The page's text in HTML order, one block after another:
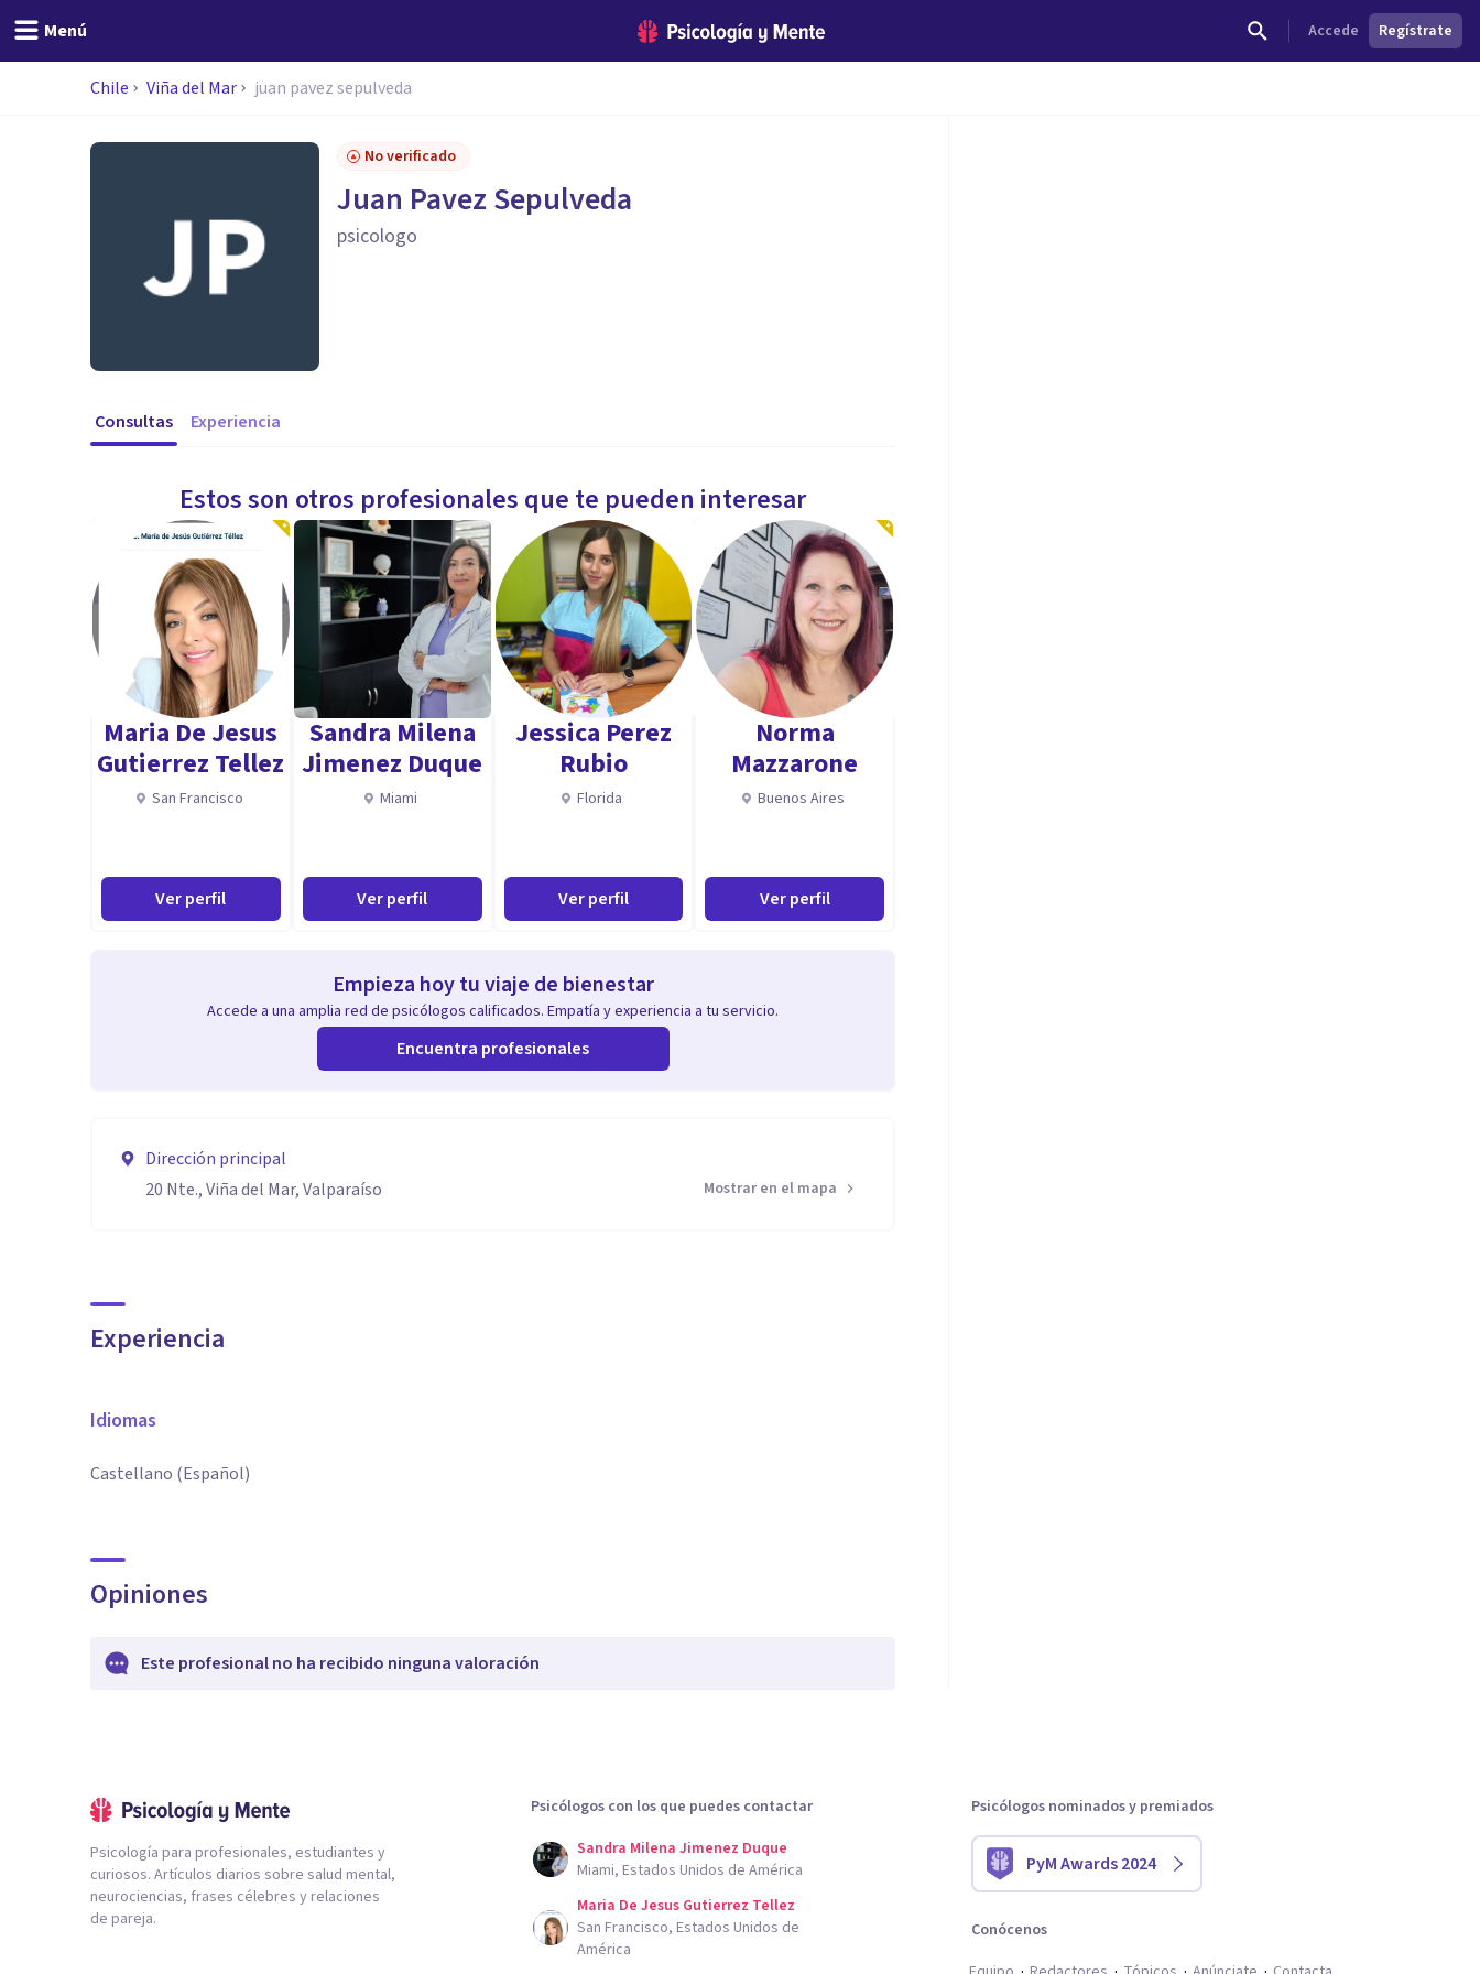
Menú Accede Regístrate
Chile Viña del Mar juan pavez sepulveda
No verificado
Juan Pavez Sepulveda
psicologo
Consultas Experiencia
Estos son otros profesionales que te pueden interesar
Maria De Jesus
Gutierrez Tellez
San Francisco
Ver perfil
Sandra Milena
Jimenez Duque
Miami
Ver perfil
Jessica Perez
Rubio
Florida
Ver perfil
Norma
Mazzarone
Buenos Aires
Ver perfil
Empieza hoy tu viaje de bienestar
Accede a una amplia red de psicólogos calificados. Empatía y experiencia a tu servicio.
Encuentra profesionales
Dirección principal
20 Nte., Viña del Mar, Valparaíso
Mostrar en el mapa
Experiencia
Idiomas
Castellano (Español)
Opiniones
Este profesional no ha recibido ninguna valoración
Psicología para profesionales, estudiantes y
curiosos. Artículos diarios sobre salud mental,
neurociencias, frases célebres y relaciones
de pareja.
Psicólogos con los que puedes contactar
Sandra Milena Jimenez Duque
Miami, Estados Unidos de América
Maria De Jesus Gutierrez Tellez
San Francisco, Estados Unidos de
América
Psicólogos nominados y premiados
PyM Awards 2024
Conócenos